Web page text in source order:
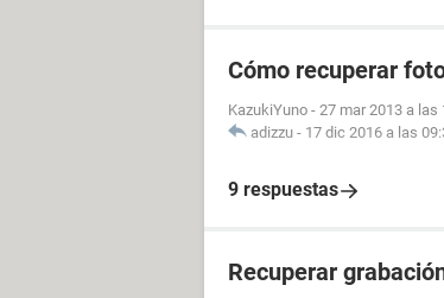
Cómo recuperar
KazukiYuno - 27 mar 2013 a las
adizzu - 17 dic 2016 a las
9 respuestas
Recuperar